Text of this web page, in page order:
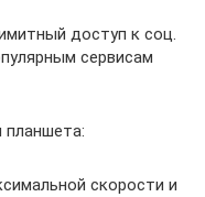
доступ к соц.
сервисам
планшета:
скорости и